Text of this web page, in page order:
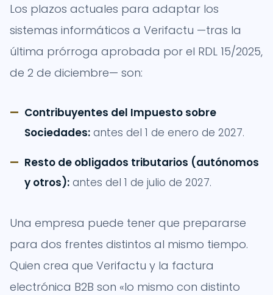
Los plazos actuales para adaptar los
sistemas informáticos a Verifactu —tras la
última prórroga aprobada por el RDL 15/2025,
de 2 de diciembre— son:
Contribuyentes del Impuesto sobre
Sociedades: antes del 1 de enero de 2027.
Resto de obligados tributarios (autónomos
y otros): antes del 1 de julio de 2027.
Una empresa puede tener que prepararse
para dos frentes distintos al mismo tiempo.
Quien crea que Verifactu y la factura
electrónica B2B son «lo mismo con distinto